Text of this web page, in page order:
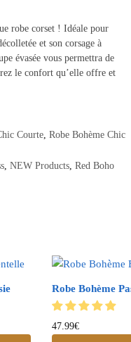
robe corset ! Idéale pour
et son corsage à
évasée vous permettra de
le confort qu’elle offre et
Courte, Robe Bohème Chic
, NEW Products, Red Boho
Robe Bohème
47.99€